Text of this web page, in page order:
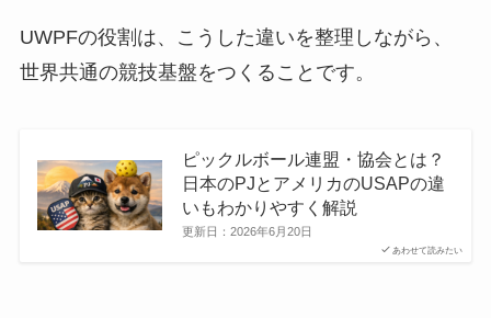
UWPFの役割は、こうした違いを整理しながら、
世界共通の競技基盤をつくることです。
あわせて読みたい
ピックルボール連盟・協会とは？
日本のPJとアメリカのUSAPの違
いもわかりやすく解説
更新日： 2026年6月20日